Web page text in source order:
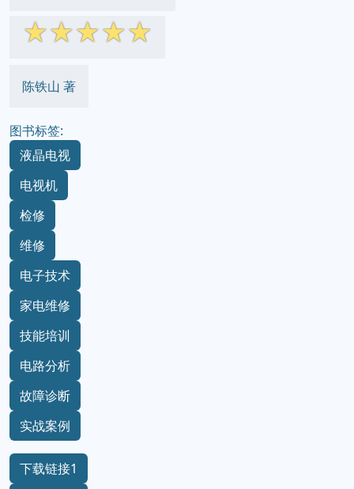
☆☆☆☆☆
陈铁山 著
图书标签:
液晶电视
电视机
检修
维修
电子技术
家电维修
技能培训
电路分析
故障诊断
实战案例
下载链接1